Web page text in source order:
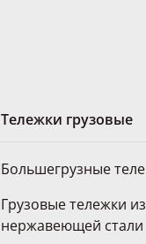
Тележки грузовые
Большегрузные
Грузовые тележки из
нержавеющей стали